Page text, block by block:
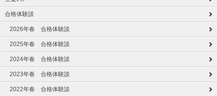
合格体験談
2026年春 合格体験談
2025年春 合格体験談
2024年春 合格体験談
2023年春 合格体験談
2022年春 合格体験談